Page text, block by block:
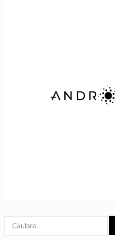
Caută